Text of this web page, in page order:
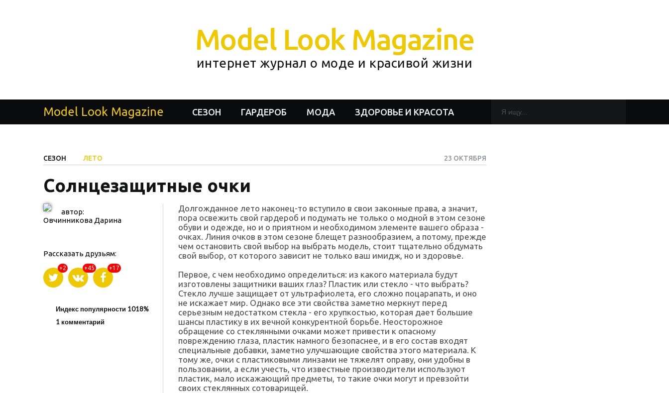
Model Look Magazine
интернет журнал о моде и красивой жизни
Model Look Magazine СЕЗОН ГАРДЕРОБ МОДА ЗДОРОВЬЕ И КРАСОТА
СЕЗОН ЛЕТО 23 ОКТЯБРЯ
Солнцезащитные очки
Долгожданное лето наконец-то вступило в свои законные права, а значит,
пора освежить свой гардероб и подумать не только о модной в этом сезоне
обуви и одежде, но и о приятном и необходимом элементе вашего образа -
очках. Линия очков в этом сезоне блещет разнообразием, а потому, прежде
чем остановить свой выбор на выбрать модель, стоит тщательно обдумать
свой выбор, от которого зависит не только ваш имидж, но и здоровье.
Первое, с чем необходимо определиться: из какого материала будут
изготовлены защитники ваших глаз? Пластик или стекло - что выбрать?
Стекло лучше защищает от ультрафиолета, его сложно поцарапать, и оно
не искажает мир. Однако все эти свойства заметно меркнут перед
серьезным недостатком стекла - его хрупкостью, которая дает большие
шансы пластику в их вечной конкурентной борьбе. Неосторожное
обращение со стеклянными очками может привести к опасному
повреждению глаза, пластик намного безопаснее, и в его состав входят
специальные добавки, заметно улучшающие свойства этого материала. К
тому же, очки с пластиковыми линзами не тяжелят оправу, они удобны в
пользовании, а если учесть, что известные производители используют
пластик, мало искажающий предметы, то такие очки могут и превзойти
своих стеклянных сотоварищей.
автор:
Овчинникова Дарина
Рассказать друзьям:
+2 +45 +17
Индекс популярности 1018%
1 комментарий